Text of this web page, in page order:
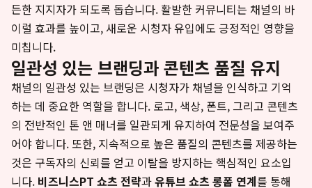
든한 지지자가 되도록 돕습니다. 활발한 커뮤니티는 채널의 바
이럴 효과를 높이고, 새로운 시청자 유입에도 긍정적인 영향을
미칩니다.
일관성 있는 브랜딩과 콘텐츠 품질 유지
채널의 일관성 있는 브랜딩은 시청자가 채널을 인식하고 기억
하는 데 중요한 역할을 합니다. 로고, 색상, 폰트, 그리고 콘텐츠
의 전반적인 톤 앤 매너를 일관되게 유지하여 전문성을 보여주
어야 합니다. 또한, 지속적으로 높은 품질의 콘텐츠를 제공하는
것은 구독자의 신뢰를 얻고 이탈을 방지하는 핵심적인 요소입
니다. 비즈니스PT 쇼츠 전략과유튜브 쇼츠 롱폼 연계를 통해